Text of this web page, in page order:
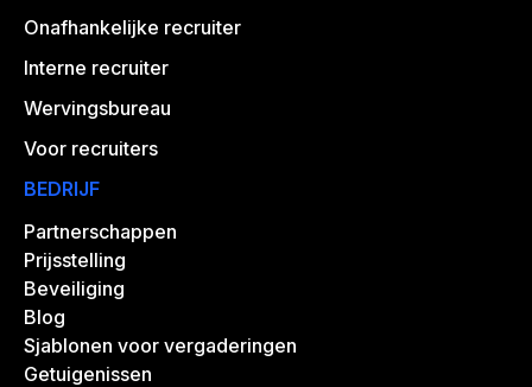
Onafhankelijke recruiter
Interne recruiter
Wervingsbureau
Voor recruiters
BEDRIJF
Partnerschappen
Prijsstelling
Beveiliging
Blog
Sjablonen voor vergaderingen
Getuigenissen